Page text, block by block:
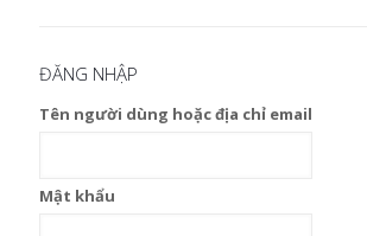
ĐĂNG NHẬP
Tên người dùng hoặc địa chỉ email
Mật khẩu